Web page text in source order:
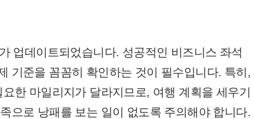
업데이트되었습니다. 성공적인 비즈니스 좌석
기준을 꼼꼼히 확인하는 것이 필수입니다. 특히,
한 마일리지가 달라지므로, 여행 계획을 세우기
으로 낭패를 보는 일이 없도록 주의해야 합니다.